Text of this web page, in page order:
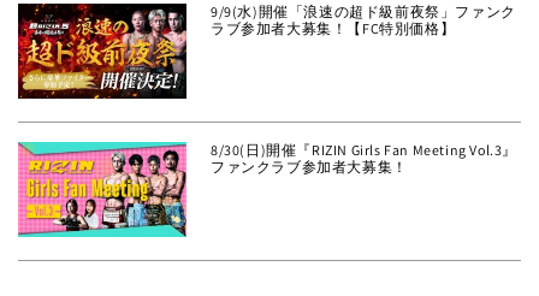
9/9(水)開催「浪速の超ド級前夜祭」ファンク
ラブ参加者大募集！【FC特別価格】
8/30(日)開催『RIZIN Girls Fan Meeting Vol.3』
ファンクラブ参加者大募集！